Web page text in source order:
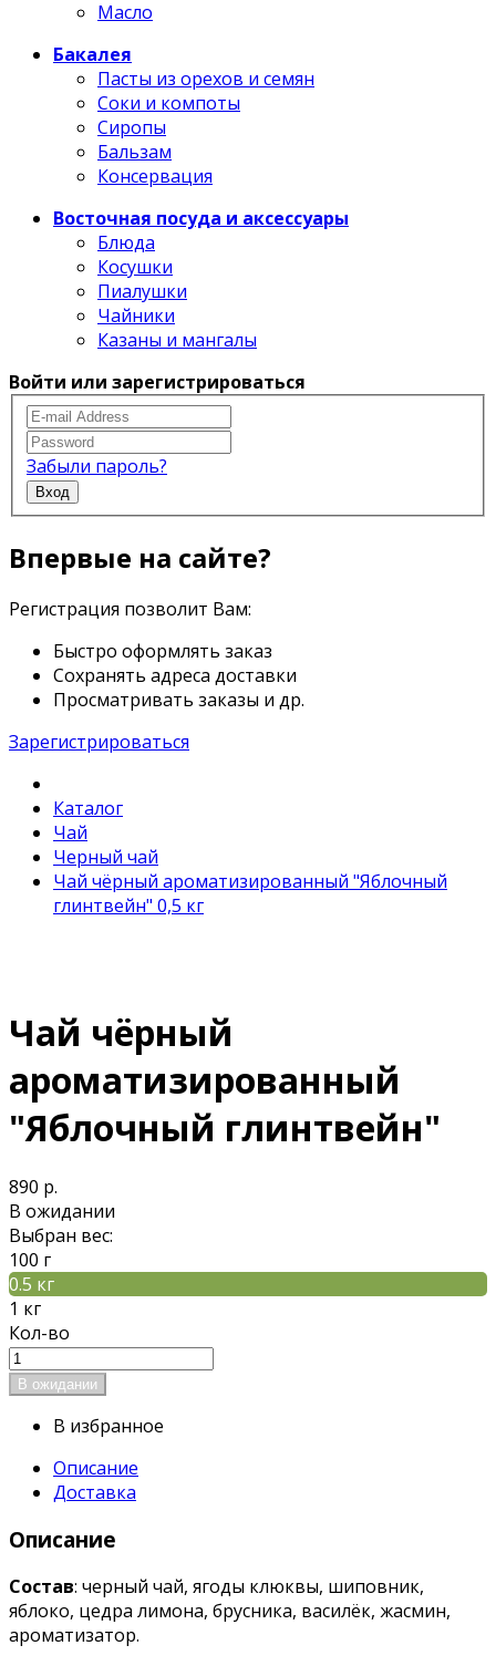
Масло
Бакалея
Пасты из орехов и семян
Соки и компоты
Сиропы
Бальзам
Консервация
Восточная посуда и аксессуары
Блюда
Косушки
Пиалушки
Чайники
Казаны и мангалы
Войти или зарегистрироваться
Забыли пароль?
Вход
Впервые на сайте?
Регистрация позволит Вам:
Быстро оформлять заказ
Сохранять адреса доставки
Просматривать заказы и др.
Зарегистрироваться
Каталог
Чай
Черный чай
Чай чёрный ароматизированный "Яблочный
глинтвейн" 0,5 кг
Чай чёрный
ароматизированный
"Яблочный глинтвейн"
890 р.
В ожидании
Выбран вес:
100 г
0.5 кг
1 кг
Кол-во
В избранное
Описание
Доставка
Описание
Состав: черный чай, ягоды клюквы, шиповник,
яблоко, цедра лимона, брусника, василёк, жасмин,
ароматизатор.